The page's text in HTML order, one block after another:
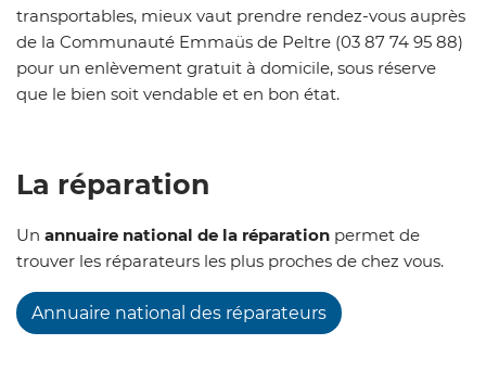
transportables, mieux vaut prendre rendez-vous auprès
de la Communauté Emmaüs de Peltre (03 87 74 95 88)
pour un enlèvement gratuit à domicile, sous réserve
que le bien soit vendable et en bon état.
La réparation
Un annuaire national de la réparation permet de
trouver les réparateurs les plus proches de chez vous.
Annuaire national des réparateurs